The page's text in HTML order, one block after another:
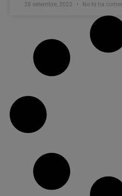
28 setembre, 2022 No hi ha